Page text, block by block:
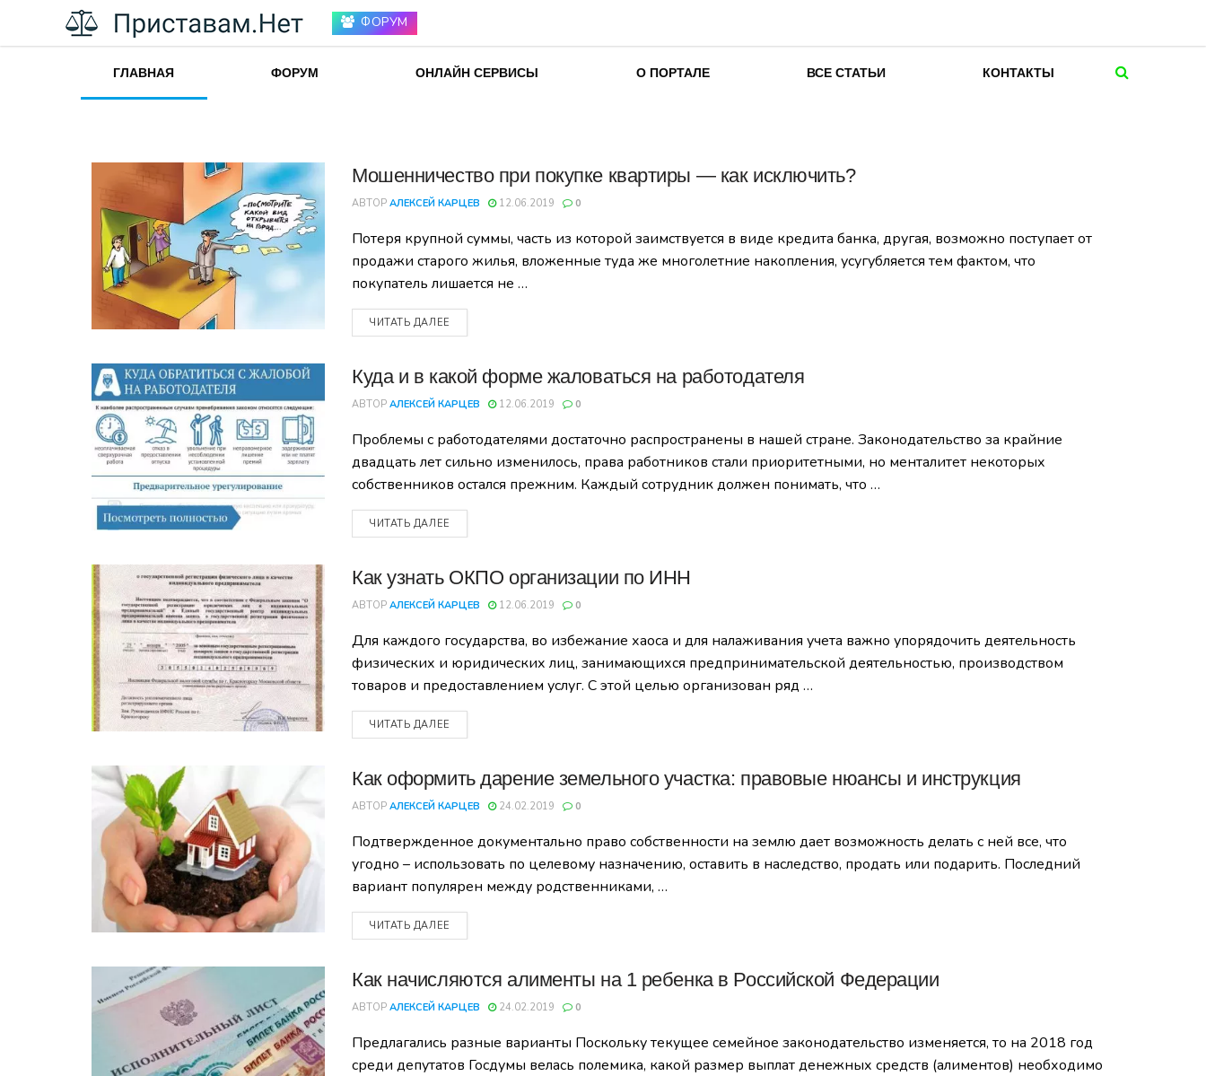
ФОРУМ
ГЛАВНАЯ ФОРУМ ОНЛАЙН СЕРВИСЫ О ПОРТАЛЕ ВСЕ СТАТЬИ КОНТАКТЫ
Мошенничество при покупке квартиры — как исключить?
АВТОР АЛЕКСЕЙ КАРЦЕВ 12.06.2019 0
Потеря крупной суммы, часть из которой заимствуется в виде кредита банка, другая, возможно поступает от
продажи старого жилья, вложенные туда же многолетние накопления, усугубляется тем фактом, что
покупатель лишается не …
ЧИТАТЬ ДАЛЕЕ
Куда и в какой форме жаловаться на работодателя
АВТОР АЛЕКСЕЙ КАРЦЕВ 12.06.2019 0
Проблемы с работодателями достаточно распространены в нашей стране. Законодательство за крайние
двадцать лет сильно изменилось, права работников стали приоритетными, но менталитет некоторых
собственников остался прежним. Каждый сотрудник должен понимать, что …
ЧИТАТЬ ДАЛЕЕ
Как узнать ОКПО организации по ИНН
АВТОР АЛЕКСЕЙ КАРЦЕВ 12.06.2019 0
Для каждого государства, во избежание хаоса и для налаживания учета важно упорядочить деятельность
физических и юридических лиц, занимающихся предпринимательской деятельностью, производством
товаров и предоставлением услуг. С этой целью организован ряд …
ЧИТАТЬ ДАЛЕЕ
Как оформить дарение земельного участка: правовые нюансы и инструкция
АВТОР АЛЕКСЕЙ КАРЦЕВ 24.02.2019 0
Подтвержденное документально право собственности на землю дает возможность делать с ней все, что
угодно – использовать по целевому назначению, оставить в наследство, продать или подарить. Последний
вариант популярен между родственниками, …
ЧИТАТЬ ДАЛЕЕ
Как начисляются алименты на 1 ребенка в Российской Федерации
АВТОР АЛЕКСЕЙ КАРЦЕВ 24.02.2019 0
Предлагались разные варианты Поскольку текущее семейное законодательство изменяется, то на 2018 год
среди депутатов Госдумы велась полемика, какой размер выплат денежных средств (алиментов) необходимо